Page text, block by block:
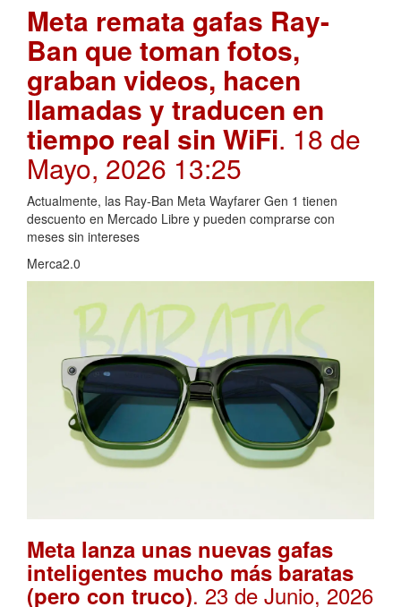
Meta remata gafas Ray-
Ban que toman fotos,
graban videos, hacen
llamadas y traducen en
tiempo real sin WiFi. 18 de
Mayo, 2026 13:25
Actualmente, las Ray-Ban Meta Wayfarer Gen 1 tienen
descuento en Mercado Libre y pueden comprarse con
meses sin intereses
Merca2.0
Meta lanza unas nuevas gafas
inteligentes mucho más baratas
(pero con truco). 23 de Junio, 2026